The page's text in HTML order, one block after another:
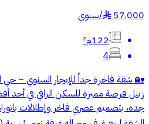
57,000
§
/سنوي
122م²
4
🏡 شقة فاخرة جداً للإيجار السنوي –
زينل فرصة مميزة للسكن الراقي في أحد
جدة، بتصميم عصري فاخر وإطلالات